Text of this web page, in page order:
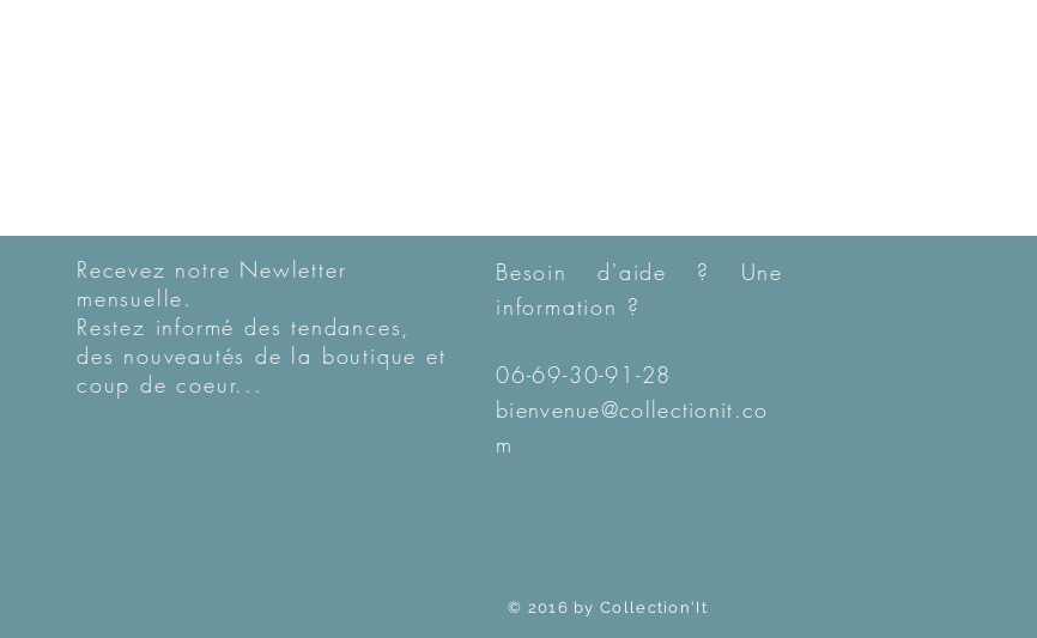
Recevez notre Newletter
mensuelle.
Restez informé des tendances,
des nouveautés de la boutique et
coup de coeur...
Besoin d'aide ? Une
information ?
06-69-30-91-28
bienvenue@collectionit.co
m
© 2016 by Collection'It